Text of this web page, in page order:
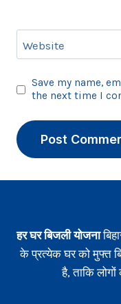
Website
Save my name,
the next time I
हर घर बिजली योजना
के प्रत्येक घर को मुफ्त
है, ताकि